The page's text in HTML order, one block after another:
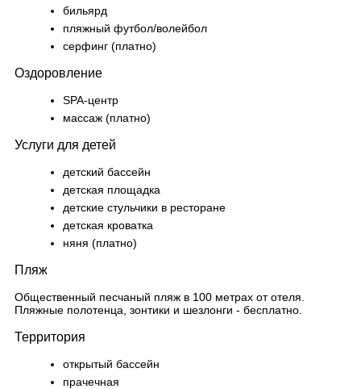
бильярд
пляжный футбол/волейбол
серфинг (платно)
Оздоровление
SPA-центр
массаж (платно)
Услуги для детей
детский бассейн
детская площадка
детские стульчики в ресторане
детская кроватка
няня (платно)
Пляж
Общественный песчаный пляж в 100 метрах от отеля.
Пляжные полотенца, зонтики и шезлонги - бесплатно.
Территория
открытый бассейн
прачечная